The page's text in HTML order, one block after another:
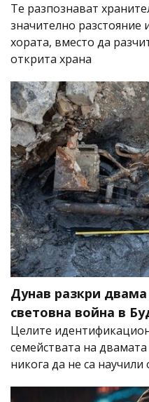
Те разпознават
значително разстояние
хората, вместо да
открита храна
Дунав разкри
световна война в
Целите
семействата на
никога да не са